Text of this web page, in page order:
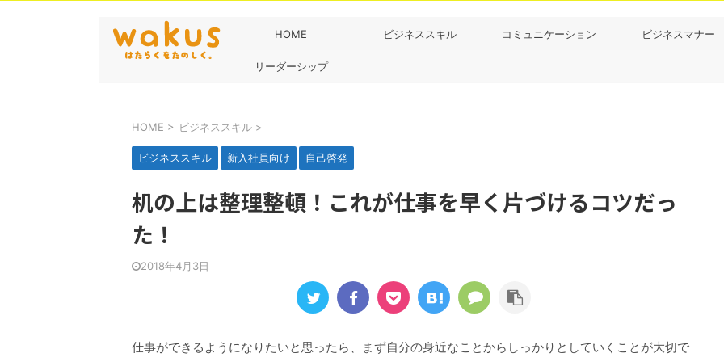
HOME ビジネススキル コミュニケーション ビジネスマナー
リーダーシップ
HOME > ビジネススキル >
ビジネススキル 新入社員向け 自己啓発
机の上は整理整頓！これが仕事を早く片づけるコツだっ
た！
2018年4月3日
仕事ができるようになりたいと思ったら、まず自分の身近なことからしっかりとしていくことが大切で